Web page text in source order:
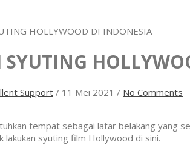
HOLLYWOOD DI INDONESIA
SYUTING
Support / 11 Mei 2021 / No Comments
tempat sebagai latar belakang yang
lakukan syuting film Hollywood di sini.